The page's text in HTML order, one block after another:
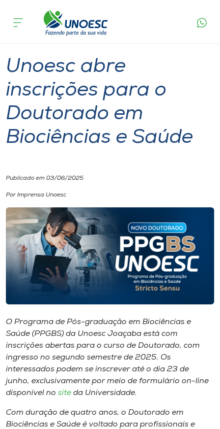
Cursos
Pesquisa
Atendimento ao Estudante
Portal de Ensino
Internacionalização
I.nova
Diplomados
Cultura
CPA
Biblioteca
Editora
Rádio
acontece
Doutorado
Unoesc abre
inscrições para o
Doutorado em
Biociências e Saúde
Publicado em 03/06/2025
Por Imprensa Unoesc
O Programa de Pós-graduação em Biociências e
Saúde (PPGBS) da Unoesc Joaçaba está com
inscrições abertas para o curso de Doutorado, com
ingresso no segundo semestre de 2025. Os
interessados podem se inscrever até o dia 23 de
junho, exclusivamente por meio de formulário on-line
disponível no site da Universidade.
Com duração de quatro anos, o Doutorado em
Biociências e Saúde é voltado para profissionais e